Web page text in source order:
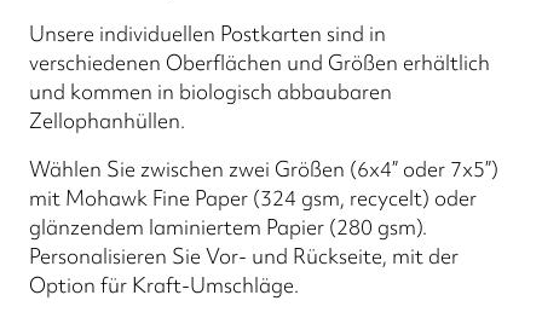
Unsere individuellen Postkarten sind in
verschiedenen Oberflächen und Größen erhältlich
und kommen in biologisch abbaubaren
Zellophanhüllen.
Wählen Sie zwischen zwei Größen (6x4” oder 7x5”)
mit Mohawk Fine Paper (324 gsm, recycelt) oder
glänzendem laminiertem Papier (280 gsm).
Personalisieren Sie Vor- und Rückseite, mit der
Option für Kraft-Umschläge.